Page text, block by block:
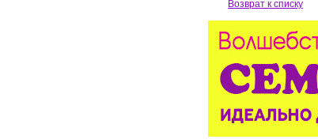
Возврат к списку